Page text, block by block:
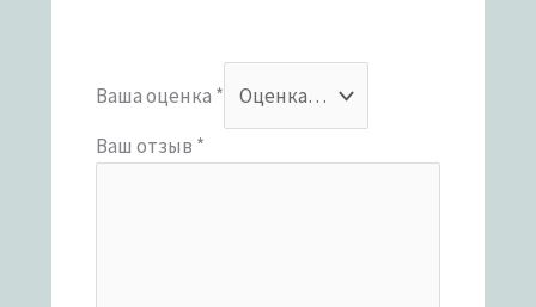
Ваша оценка *
Ваш отзыв *